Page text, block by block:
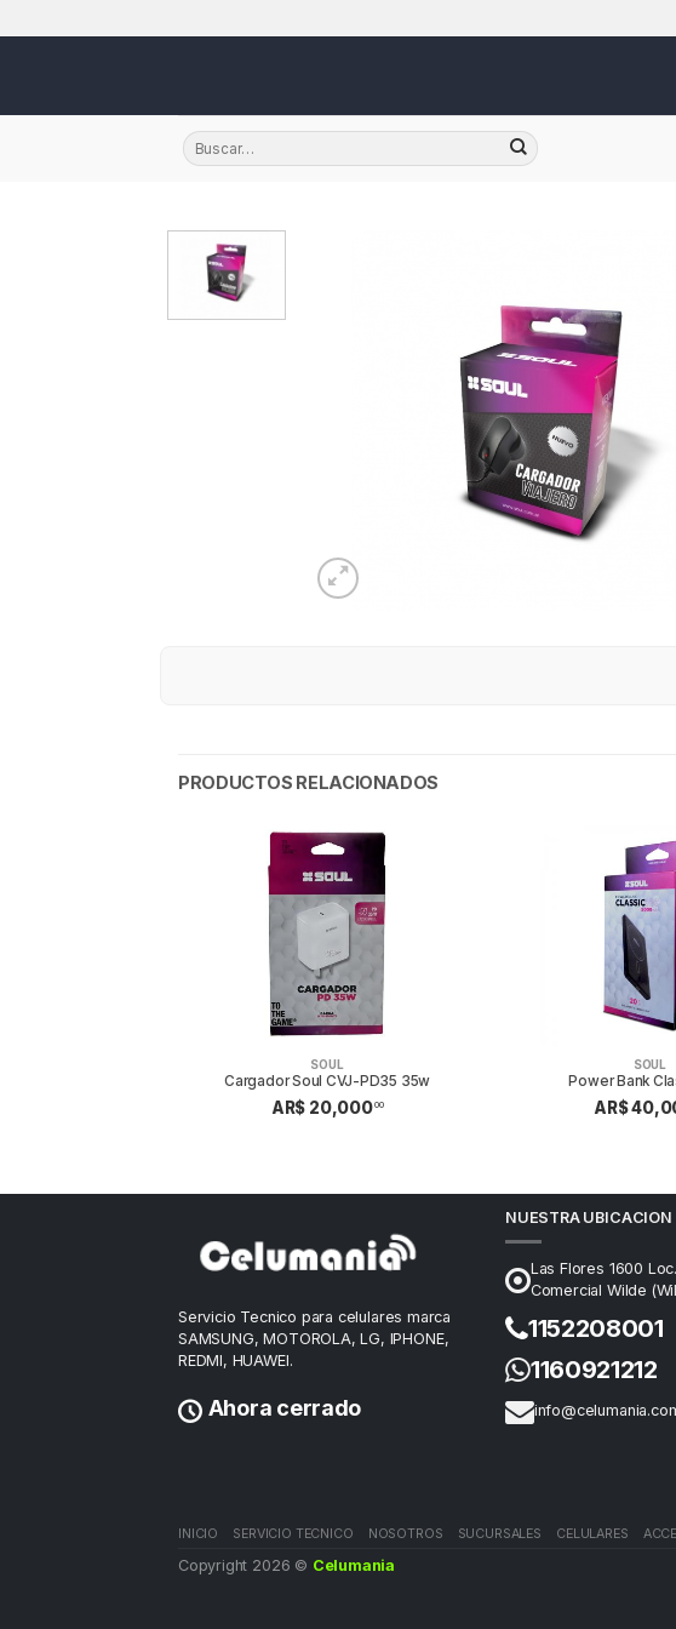
PRODUCTOS RELACIONADOS
SOUL
Cargador Soul CVJ-PD35 35w
AR$ 20,00000
SOUL
Power Bank
AR$
Servicio Tecnico para celulares marca
SAMSUNG, MOTOROLA, LG, IPHONE,
REDMI, HUAWEI.
Ahora cerrado
NUESTRA UBICACION
Las Flores 1600
Comercial Wilde
1152208001
1160921212
INICIO SERVICIO TECNICO NOSOTROS SUCURSALES CELULARES
Copyright 2026 © Celumania